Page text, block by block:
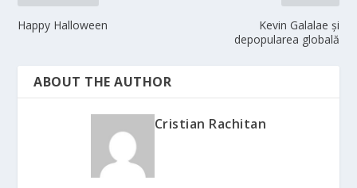
Happy Halloween
Kevin Galalae și
depopularea globală
ABOUT THE AUTHOR
Cristian Rachitan